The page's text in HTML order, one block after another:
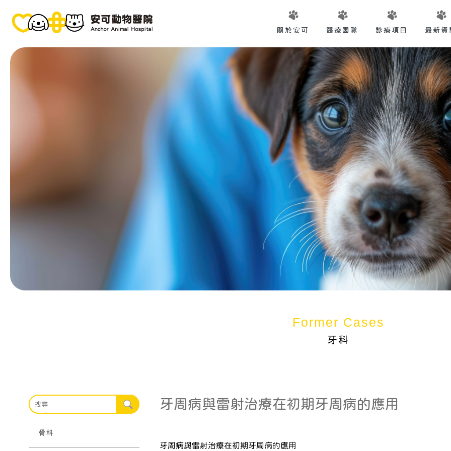
關於安可 醫療團隊 診療項目 最新資
牙科
骨科
牙周病與雷射治療在初期牙周病的應用
牙周病與雷射治療在初期牙周病的應用